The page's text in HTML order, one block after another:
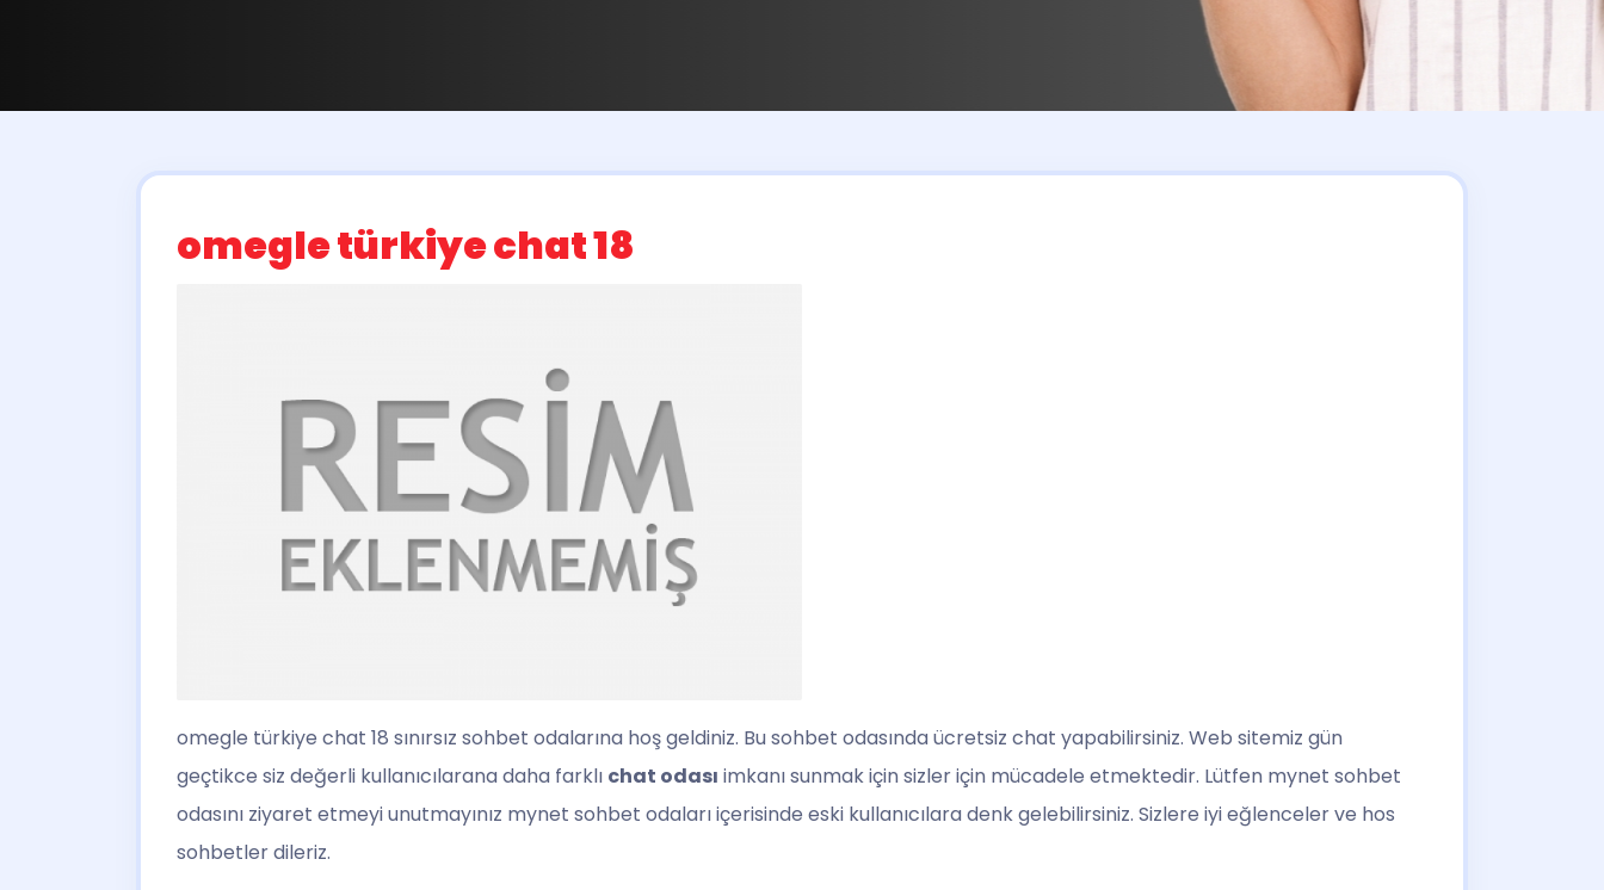
omegle türkiye chat 18
omegle türkiye chat 18 sınırsız sohbet odalarına hoş geldiniz. Bu sohbet odasında ücretsiz chat yapabilirsiniz. Web sitemiz gün
geçtikce siz değerli kullanıcılarana daha farklı chat odası imkanı sunmak için sizler için mücadele etmektedir. Lütfen mynet sohbet
odasını ziyaret etmeyi unutmayınız mynet sohbet odaları içerisinde eski kullanıcılara denk gelebilirsiniz. Sizlere iyi eğlenceler ve hos
sohbetler dileriz.